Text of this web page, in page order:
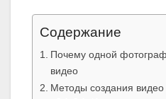
Содержание
Почему одной
видео
Методы создания